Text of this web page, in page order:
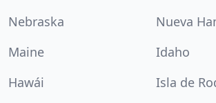
Nebraska
Nueva
Maine
Idaho
Hawái
Isla de